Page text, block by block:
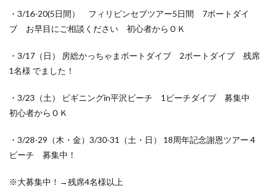
・3/16-20(5日間） フィリピンセブツアー5日間 7ボートダイ
ブ お早目にご相談ください 初心者からＯＫ
・3/17（日） 房総かっちゃまボートダイブ 2ボートダイブ 残席
1名様 でました！
・3/23（土） ビギニングin平沢ビーチ 1ビーチダイブ 募集中
初心者からＯＫ
・3/28-29（木・金）3/30-31（土・日） 18周年記念謝恩ツアー 4
ビーチ 募集中！
※大募集中！→残席4名様以上